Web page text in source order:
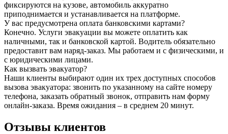
фиксируются на кузове, автомобиль аккуратно
приподнимается и устанавливается на платформе.
У вас предусмотрена оплата банковскими картами?
Конечно. Услуги эвакуации вы можете оплатить как
наличными, так и банковской картой. Водитель обязательно
предоставит вам наряд-заказ. Мы работаем и с физическими, и
с юридическими лицами.
Как вызвать эвакуатор?
Наши клиенты выбирают один их трех доступных способов
вызова эвакуатора: звонить по указанному на сайте номеру
телефона, заказать обратный звонок, отправить нам форму
онлайн-заказа. Время ожидания – в среднем 20 минут.
Отзывы клиентов